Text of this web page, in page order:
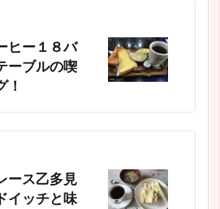
ヒー１８バ
ーブルの喫
！
ース乙多見
イッチと味